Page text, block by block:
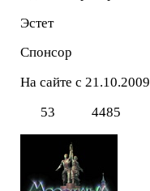
Эстет
Спонсор
На сайте с 21.10.2009
53
4485